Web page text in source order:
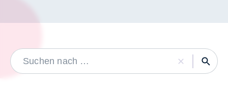
LABEL